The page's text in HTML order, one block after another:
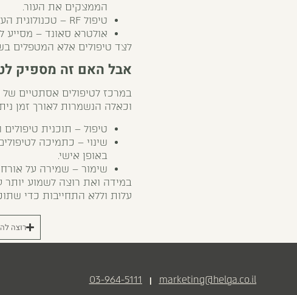
הממצקים את העור.
טיפול RF – טכנולוגית העושה שימוש בגלי רדיו שמובילה לחידוש האלסטין והקולגן ותורמת למתיחת העור.
אולטרא סאונד –
לצד טיפולים אלא המטפלים
אבל האם זה מספיק
במרכז לטיפולים אסתטיים
וכאלה הנשמרות לאורך זמן
טיפול – תוכנית
שינוי – כתמיכה
באופן אישי.
שימור – שמירה על
במידה ואת רוצה לשמוע
עלות וללא התחייבות כדי
רוצה
03-964-5111 | marketing@helga.co.il